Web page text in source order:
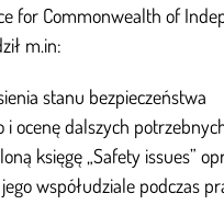
for Commonwealth of
m.in:
stanu bezpieczeństwa
i ocenę dalszych
księgę „Safety issues”
współudziale podczas